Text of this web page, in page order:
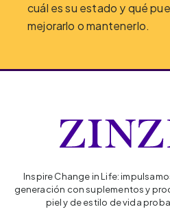
cuál es su estado y qué
mejorarlo o mantenerlo.
Inspire Change in Life:
generación con suplementos y
piel y de estilo de vida